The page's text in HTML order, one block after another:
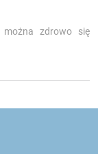
zdrowo się